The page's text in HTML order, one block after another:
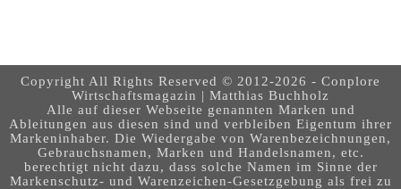
Copyright All Rights Reserved © 2012-2026 - Conplore
Wirtschaftsmagazin | Matthias Buchholz
Alle auf dieser Webseite genannten Marken und
Ableitungen aus diesen sind und verbleiben Eigentum ihrer
Markeninhaber. Die Wiedergabe von Warenbezeichnungen,
Gebrauchsnamen, Marken und Handelsnamen, etc.
berechtigt nicht dazu, dass solche Namen im Sinne der
Markenschutz- und Warenzeichen-Gesetzgebung als frei zu